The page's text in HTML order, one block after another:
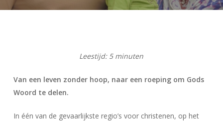
Leestijd: 5 minuten
Van een leven zonder hoop, naar een roeping om Gods
Woord te delen.
In één van de gevaarlijkste regio’s voor christenen, op het